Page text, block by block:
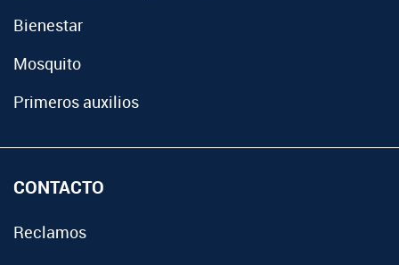
Bienestar
Mosquito
Primeros auxilios
CONTACTO
Reclamos